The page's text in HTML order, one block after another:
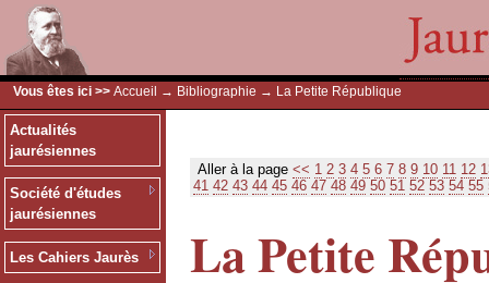
Vous êtes ici >> Accueil → Bibliographie → La Petite République
Actualités
jaurésiennes
Société d'études
jaurésiennes
Les Cahiers Jaurès
Aller à la page << 1 2 3 4 5 6 7 8 9 10 11 12
41 42 43 44 45 46 47 48 49 50 51 52 53 54 55
La Petite